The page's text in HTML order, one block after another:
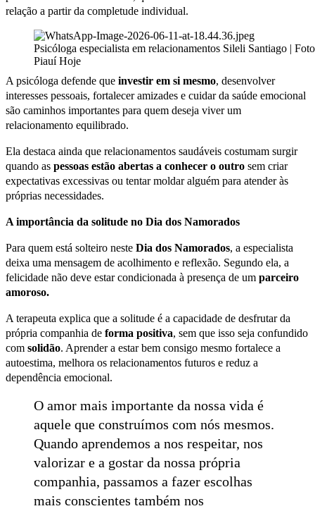
relação a partir da completude individual.
Psicóloga especialista em relacionamentos Sileli Santiago |
Piauí Hoje
A psicóloga defende que investir em si mesmo, desenvolver
interesses pessoais, fortalecer amizades e cuidar da saúde emocional
são caminhos importantes para quem deseja viver um
relacionamento equilibrado.
Ela destaca ainda que relacionamentos saudáveis costumam surgir
quando as pessoas estão abertas a conhecer o outro sem criar
expectativas excessivas ou tentar moldar alguém para atender às
próprias necessidades.
A importância da solitude no Dia dos Namorados
Para quem está solteiro neste Dia dos Namorados, a especialista
deixa uma mensagem de acolhimento e reflexão. Segundo ela, a
felicidade não deve estar condicionada à presença de um parceiro
amoroso.
A terapeuta explica que a solitude é a capacidade de desfrutar da
própria companhia de forma positiva, sem que isso seja confundido
com solidão. Aprender a estar bem consigo mesmo fortalece a
autoestima, melhora os relacionamentos futuros e reduz a
dependência emocional.
O amor mais importante da nossa vida é
aquele que construímos com nós mesmos.
Quando aprendemos a nos respeitar, nos
valorizar e a gostar da nossa própria
companhia, passamos a fazer escolhas
mais conscientes também nos